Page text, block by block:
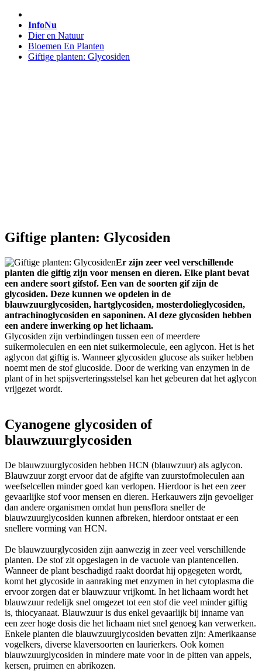
InfoNu
Dier en Natuur
Bloemen En Planten
Giftige planten: Glycosiden
Giftige planten: Glycosiden
Er zijn zeer veel verschillende
planten die giftig zijn voor mensen en dieren. Elke plant bevat
een andere soort gifstof. Een van de soorten gif zijn de
glycosiden. Deze kunnen we opdelen in de
blauwzuurglycosiden, hartglycosiden, mosterdolieglycosiden,
antrachinoglycosiden en saponinen. Al deze glycosiden hebben
een andere inwerking op het lichaam.
Glycosiden zijn verbindingen tussen een of meerdere
suikermoleculen en een niet suikermolecule, een aglycon. Het is het
aglycon dat giftig is. Wanneer glycosiden glucose als suiker hebben
noemt men de stof glucoside. Door de werking van enzymen in de
plant of in het spijsverteringsstelsel kan het gebeuren dat het aglycon
vrijgezet wordt.
Cyanogene glycosiden of
blauwzuurglycosiden
De blauwzuurglycosiden hebben HCN (blauwzuur) als aglycon.
Blauwzuur zorgt ervoor dat de afgifte van zuurstofmoleculen aan
weefselcellen minder goed kan verlopen. Hierdoor is het een zeer
gevaarlijke stof voor mensen en dieren. Herkauwers zijn gevoeliger
dan andere organismen omdat hun pensflora sneller de
blauwzuurglycosiden kunnen afbreken, hierdoor ontstaat er een
snellere vorming van HCN.
De blauwzuurglycosiden zijn aanwezig in zeer veel verschillende
planten. De stof zit opgeslagen in de vacuole van plantencellen.
Wanneer de plant beschadigd raakt doordat hij opgegeten wordt,
komt het glycoside in aanraking met enzymen in het cytoplasma die
ervoor zorgen dat er blauwzuur vrijkomt. In het lichaam wordt het
blauwzuur redelijk snel omgezet tot een stof die veel minder giftig
is, thiocyanaat. Blauwzuur is dus enkel gevaarlijk bij inname van
een zeer hoge dosis die het lichaam niet snel genoeg kan verwerken.
Enkele planten die blauwzuurglycosiden bevatten zijn: Amerikaanse
vogelkers, diverse klaversoorten en laurierkers. Ook komen
blauwzuurglycosiden in mindere mate voor in de pitten van appels,
kersen, pruimen en abrikozen.